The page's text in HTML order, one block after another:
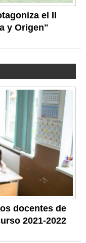
el II
y Origen"
docentes de
2021-2022